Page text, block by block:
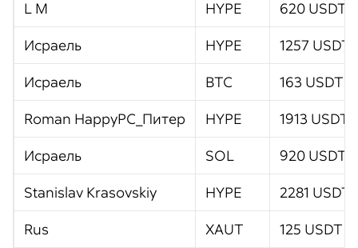
L M
HYPE
620 USDT
Исраель
HYPE
1257 USDT
Исраель
BTC
163 USDT
Roman HappyPC_Питер
HYPE
1913 USDT
Исраель
SOL
920 USDT
Stanislav Krasovskiy
HYPE
2281 USDT
Rus
XAUT
125 USDT